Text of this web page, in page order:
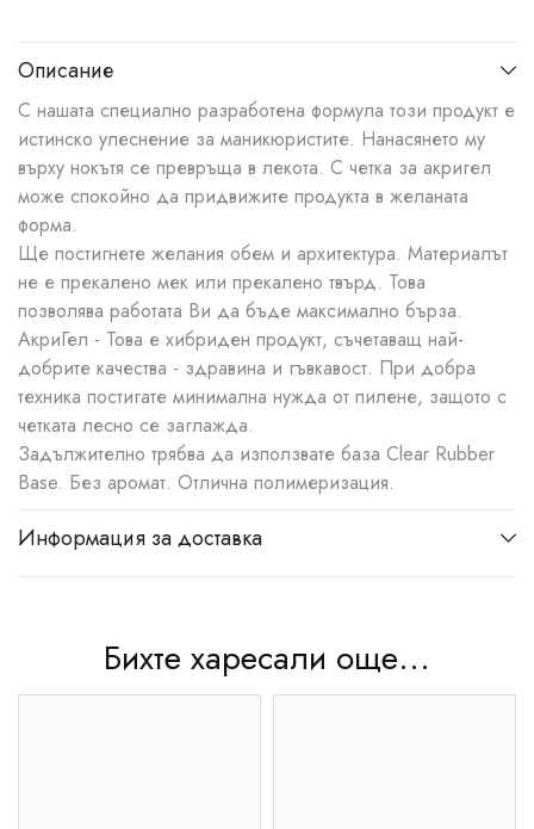
Описание
С нашата специално разработена формула този продукт е
истинско улеснение за маникюристите. Нанасянето му
върху нокътя се превръща в лекота. С четка за акригел
може спокойно да придвижите продукта в желаната
форма.
Ще постигнете желания обем и архитектура. Материалът
не е прекалено мек или прекалено твърд. Това
позволява работата Ви да бъде максимално бърза.
АкриГел - Това е хибриден продукт, съчетаващ най-
добрите качества - здравина и гъвкавост. При добра
техника постигате минимална нужда от пилене, защото с
четката лесно се заглажда.
Задължително трябва да използвате база Clear Rubber
Base. Без аромат. Отлична полимеризация.
Информация за доставка
Бихте харесали още...